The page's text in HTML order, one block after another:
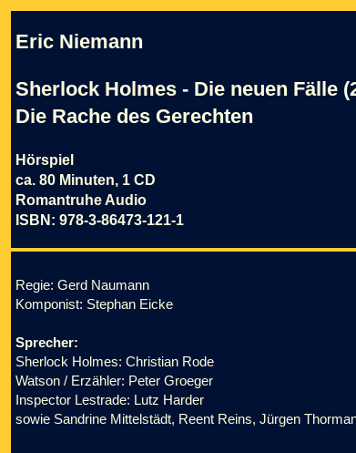
Eric Niemann
Sherlock Holmes - Die neuen Fälle
Die Rache des Gerechten
Hörspiel
ca. 80 Minuten, 1 CD
Romantruhe Audio
ISBN: 978-3-86473-121-1
Regie: Gerd Naumann
Komponist: Stephan Eicke
Sprecher:
Sherlock Holmes: Christian Rode
Watson / Erzähler: Peter Groeger
Inspector Lestrade: Lutz Harder
sowie Sandrine Mittelstädt, Reent Reins, Jürgen